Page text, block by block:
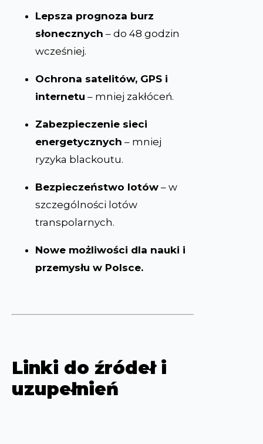
Lepsza prognoza burz
słonecznych – do 48 godzin
wcześniej.
Ochrona satelitów, GPS i
internetu – mniej zakłóceń.
Zabezpieczenie sieci
energetycznych – mniej
ryzyka blackoutu.
Bezpieczeństwo lotów – w
szczególności lotów
transpolarnych.
Nowe możliwości dla nauki i
przemysłu w Polsce.
Linki do źródeł i
uzupełnień